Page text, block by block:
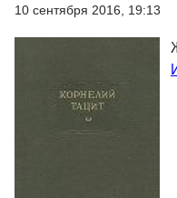
10 сентября 2016, 19:13